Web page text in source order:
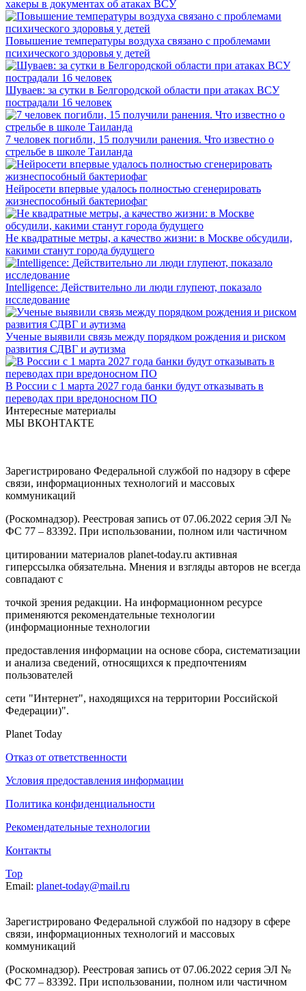
хакеры в документах об атаках ВСУ
Повышение температуры воздуха связано с проблемами
психического здоровья у детей
Шуваев: за сутки в Белгородской области при атаках ВСУ
пострадали 16 человек
7 человек погибли, 15 получили ранения. Что известно о
стрельбе в школе Таиланда
Нейросети впервые удалось полностью сгенерировать
жизнеспособный бактериофаг
Не квадратные метры, а качество жизни: в Москве обсудили,
какими станут города будущего
Intelligence: Действительно ли люди глупеют, показало
исследование
Ученые выявили связь между порядком рождения и риском
развития СДВГ и аутизма
В России с 1 марта 2027 года банки будут отказывать в
переводах при вредоносном ПО
Интересные материалы
МЫ ВКОНТАКТЕ
Зарегистрировано Федеральной службой по надзору в сфере
связи, информационных технологий и массовых
коммуникаций
(Роскомнадзор). Реестровая запись от 07.06.2022 серия ЭЛ №
ФС 77 – 83392. При использовании, полном или частичном
цитировании материалов planet-today.ru активная
гиперссылка обязательна. Мнения и взгляды авторов не всегда
совпадают с
точкой зрения редакции. На информационном ресурсе
применяются рекомендательные технологии
(информационные технологии
предоставления информации на основе сбора, систематизации
и анализа сведений, относящихся к предпочтениям
пользователей
сети "Интернет", находящихся на территории Российской
Федерации)".
Planet Today
Отказ от ответственности
Условия предоставления информации
Политика конфиденциальности
Рекомендательные технологии
Контакты
Top
Email: planet-today@mail.ru
Зарегистрировано Федеральной службой по надзору в сфере
связи, информационных технологий и массовых
коммуникаций
(Роскомнадзор). Реестровая запись от 07.06.2022 серия ЭЛ №
ФС 77 – 83392. При использовании, полном или частичном